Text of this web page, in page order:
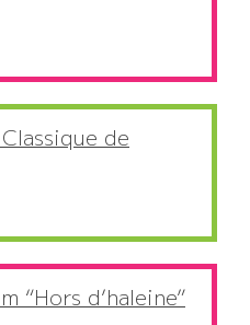
de
“Hors d’haleine”